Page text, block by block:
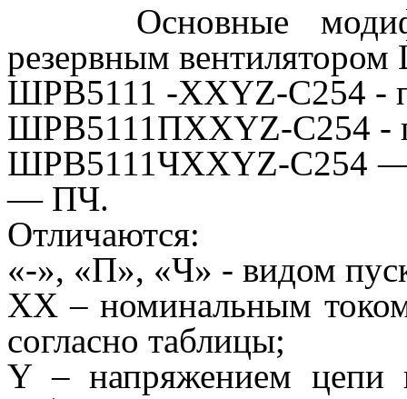
Основные
резервным
ШРВ5111 -ХХYZ-C254 -
ШРВ5111ПХХYZ-C254 -
ШРВ5111ЧХХYZ-C254 —
— ПЧ.
Отличаются:
«-», «П», «Ч» - видом
XX –номинальным током
согласно таблицы;
Y – напряжением цепи